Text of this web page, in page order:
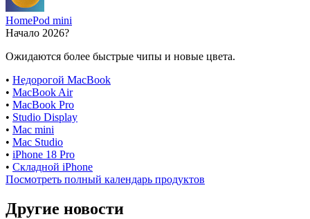
HomePod mini
Начало 2026?
Ожидаются более быстрые чипы и новые цвета.
• Недорогой MacBook
• MacBook Air
• MacBook Pro
• Studio Display
• Mac mini
• Mac Studio
• iPhone 18 Pro
• Складной iPhone
Посмотреть полный календарь продуктов
Другие новости